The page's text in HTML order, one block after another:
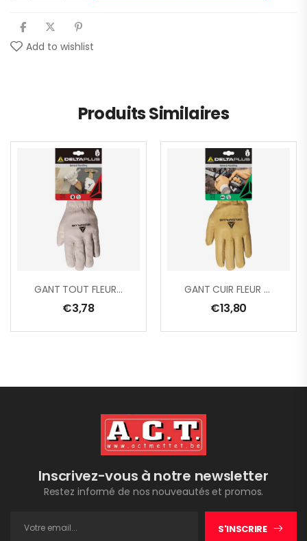
Add to wishlist
Produits Similaires
GANT TOUT FLEUR DE BOVIN
€3,78
GANT CUIR FLEUR DE BOVIN TRAITE HYDROFUGE
€13,80
Inscrivez-vous à notre newsletter
Restez informé de nos nouveautés et promos.
S'INSCRIRE